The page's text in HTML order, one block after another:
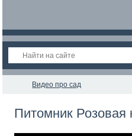
Видео про сад
Питомник Розовая